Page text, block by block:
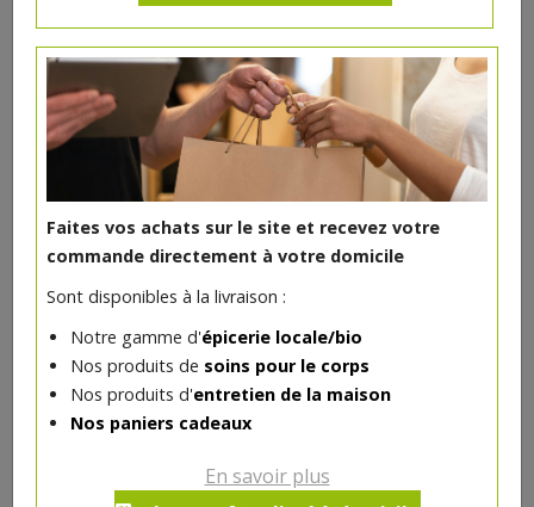
Faites vos achats sur le site et recevez votre
commande directement à votre domicile
Sont disponibles à la livraison :
Notre gamme d'épicerie locale/bio
Nos produits de soins pour le corps
Nos produits d'entretien de la maison
Nos paniers cadeaux
En savoir plus
- 1 pc +
9.9€
Réception le
vendredi 14/08 (09:00)
1 pc = ± 0.3 kg = ± 9.90 €
DANS LA MÊME CATÉGORIE ...